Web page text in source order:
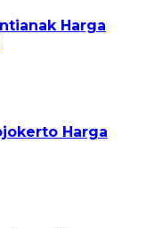
Harga
Harga